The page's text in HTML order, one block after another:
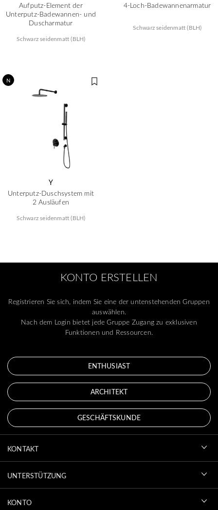
Aufputz-Element der
Unterputz-Badewannen- und
Duscharmatur
Schwarz seidenmatt (BLH)
4-Loch-Badewannenarmatur
Schwarz seidenmatt (BLH)
N
Y
Unterputz-Duschsystem mit
2 Ausläufen
Schwarz seidenmatt (BLH)
KONTO ERSTELLEN
Registrieren Sie sich, indem Sie eine der untenstehenden Gruppen
auswählen.
Nach dem Login bietet jede Gruppe Zugang zu exklusiven
Funktionen und Ressourcen.
ENTHUSIAST
ARCHITEKT
GESCHÄFTSKUNDE
KONTAKT
UNTERSTÜTZUNG
KONTO